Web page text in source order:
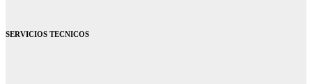
SERVICIOS TECNICOS